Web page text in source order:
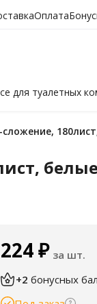
Оплата
для туалетных
224₽ за шт.
+2 бонусных